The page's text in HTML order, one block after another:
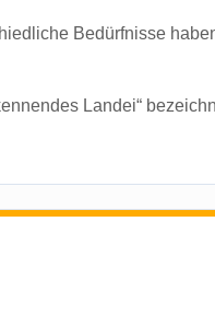
Bedürfnisse
Landei“